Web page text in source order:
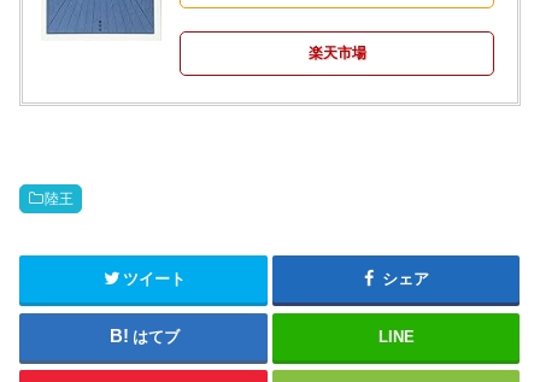
楽天市場
陸王
ツイート シェア
はてブ LINE